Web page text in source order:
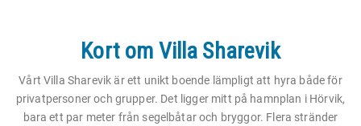
Kort om Villa Sharevik
Vårt Villa Sharevik är ett unikt boende lämpligt att hyra både för
privatpersoner och grupper. Det ligger mitt på hamnplan i Hörvik,
bara ett par meter från segelbåtar och bryggor. Flera stränder